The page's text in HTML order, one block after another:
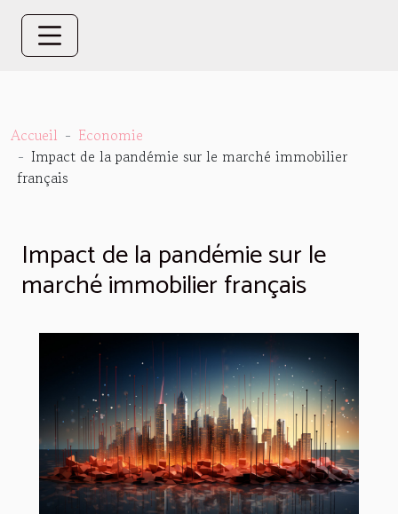
Accueil
Economie
Impact de la pandémie sur le marché immobilier
français
Impact de la pandémie sur le
marché immobilier français